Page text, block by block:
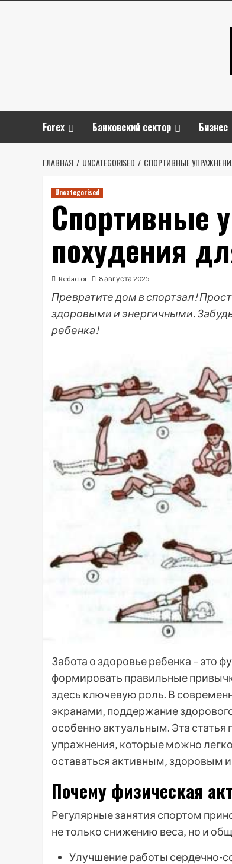
Forex Банковский сектор Бизнес
ГЛАВНАЯ UNCATEGORISED СПОРТИВНЫЕ
Uncategorised
Спортивные
похудения
Redactor 8 августа 2025
Превратите дом в спортзал!
здоровыми и энергичными.
ребенка!
Забота о здоровье ребенка – это
формировать правильные
здесь ключевую роль. В
экранами‚ поддержание
особенно актуальным. Эта
упражнения‚ которые можно
оставаться активным‚ здоровым
Почему физическая
Регулярные занятия спортом
не только снижению веса‚ но и
Улучшение работы сердечно-